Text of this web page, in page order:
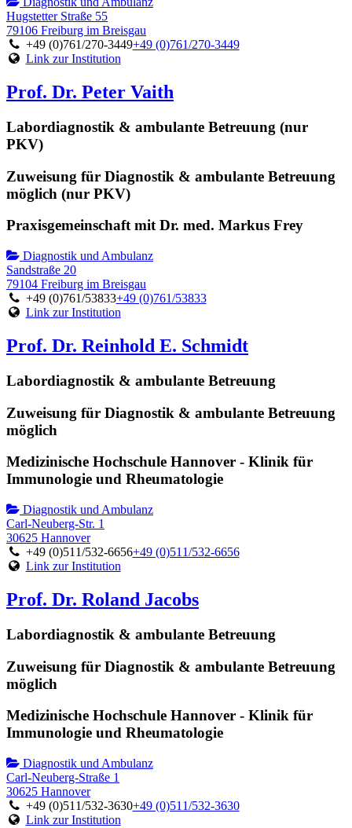
Hugstetter Straße 55
79106 Freiburg im Breisgau
+49 (0)761/270-3449+49 (0)761/270-3449
Link zur Institution
Prof. Dr. Peter Vaith
Labordiagnostik & ambulante Betreuung (nur
PKV)
Zuweisung für Diagnostik & ambulante Betreuung
möglich (nur PKV)
Praxisgemeinschaft mit Dr. med. Markus Frey
Diagnostik und Ambulanz
Sandstraße 20
79104 Freiburg im Breisgau
+49 (0)761/53833+49 (0)761/53833
Link zur Institution
Prof. Dr. Reinhold E. Schmidt
Labordiagnostik & ambulante Betreuung
Zuweisung für Diagnostik & ambulante Betreuung
möglich
Medizinische Hochschule Hannover - Klinik für
Immunologie und Rheumatologie
Diagnostik und Ambulanz
Carl-Neuberg-Str. 1
30625 Hannover
+49 (0)511/532-6656+49 (0)511/532-6656
Link zur Institution
Prof. Dr. Roland Jacobs
Labordiagnostik & ambulante Betreuung
Zuweisung für Diagnostik & ambulante Betreuung
möglich
Medizinische Hochschule Hannover - Klinik für
Immunologie und Rheumatologie
Diagnostik und Ambulanz
Carl-Neuberg-Straße 1
30625 Hannover
+49 (0)511/532-3630+49 (0)511/532-3630
Link zur Institution